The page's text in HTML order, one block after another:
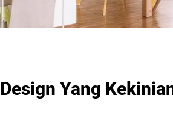
Design Yang